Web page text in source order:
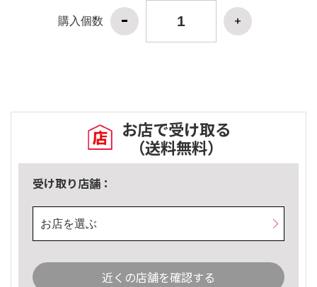
購入個数
お店で受け取る
（送料無料）
受け取り店舗：
お店を選ぶ
近くの店舗を確認する